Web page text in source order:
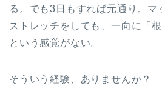
る。でも3日もすれば元通り。マ
ストレッチをしても、一向に「
という感覚がない。
そういう経験、ありませんか？